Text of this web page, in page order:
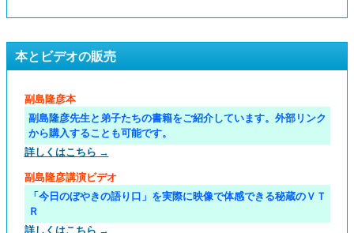
本とビデオの販売
副島隆彦本
副島隆彦先生と弟子たちの書籍をご紹介しています。外部リンク
から購入することも可能です。
詳しくはこちら →
副島隆彦講演ビデオ
「今日のぼやきの語り口」を実際に映像で体感できる秘蔵のＶＴ
Ｒ
詳しくはこちら →